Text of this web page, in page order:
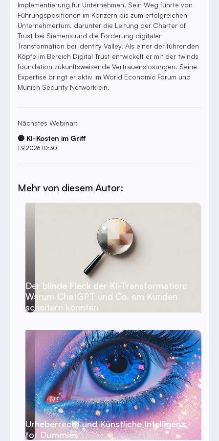
Implementierung für Unternehmen. Sein Weg führte von
Führungspositionen im Konzern bis zum erfolgreichen
Unternehmertum, darunter die Leitung der Charter of
Trust bei Siemens und die Förderung digitaler
Transformation bei Identity Valley. Als einer der führenden
Köpfe im Bereich Digital Trust entwickelt er mit der twinds
foundation zukunftsweisende Vertrauenslösungen. Seine
Expertise bringt er aktiv im World Economic Forum und
Munich Security Network ein.
Nächstes Webinar:
🔴 KI-Kosten im Griff
1.9.2026 10:30
Mehr von diesem Autor:
Der blinde Fleck der KI-Transformation:
Warum ChatGPT und Co. am Kunden
scheitern könnten
Urheberrecht und Künstliche Intelligenz -
for Dummies